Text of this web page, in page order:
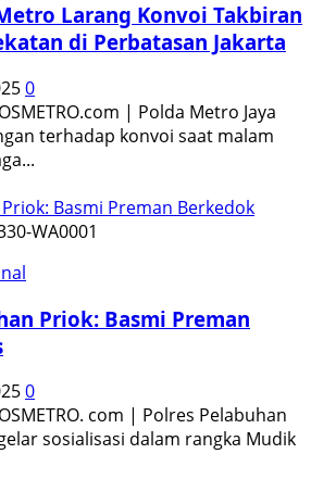
Larang Konvoi Takbiran
di Perbatasan Jakarta
0
| Polda Metro Jaya
terhadap konvoi saat malam
Basmi Preman Berkedok
Priok: Basmi Preman
0
com | Polres Pelabuhan
sosialisasi dalam rangka Mudik